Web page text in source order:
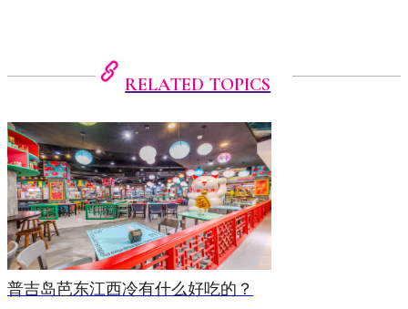
RELATED TOPICS
普吉岛芭东江西冷有什么好吃的？